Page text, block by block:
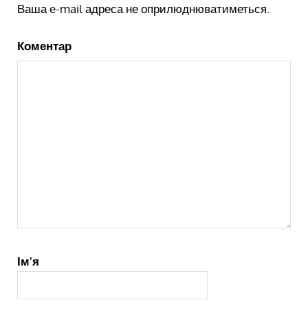
Ваша e-mail адреса не оприлюднюватиметься.
Коментар
Ім'я